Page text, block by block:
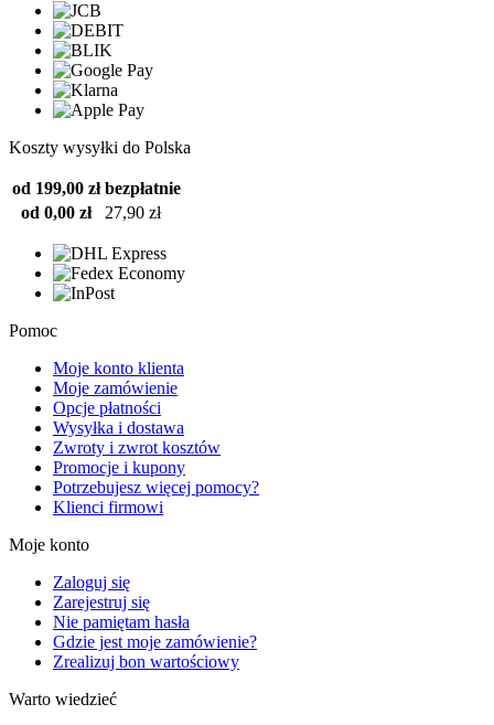
Koszty wysyłki do Polska
od 199,00 zł bezpłatnie
od 0,00 zł
27,90 zł
Pomoc
Moje konto klienta
Moje zamówienie
Opcje płatności
Wysyłka i dostawa
Zwroty i zwrot kosztów
Promocje i kupony
Potrzebujesz więcej pomocy?
Klienci firmowi
Moje konto
Zaloguj się
Zarejestruj się
Nie pamiętam hasła
Gdzie jest moje zamówienie?
Zrealizuj bon wartościowy
Warto wiedzieć